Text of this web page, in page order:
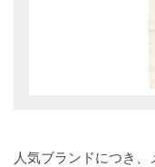
人気ブランドにつき